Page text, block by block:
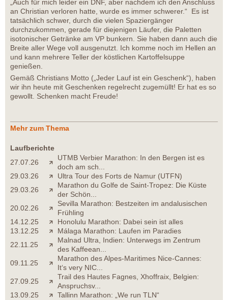
„Auch für mich leider ein DNF, aber nachdem ich den Anschluss
an Christian verloren hatte, wurde es immer schwerer.“ Es ist
tatsächlich schwer, durch die vielen Spaziergänger
durchzukommen, gerade für diejenigen Läufer, die Paletten
isotonischer Getränke am VP bunkern. Sie haben dann auch die
Breite aller Wege voll ausgenutzt. Ich komme noch im Hellen an
und kann mehrere Teller der köstlichen Kartoffelsuppe
genießen.
Gemäß Christians Motto („Jeder Lauf ist ein Geschenk“), haben
wir ihn heute mit Geschenken regelrecht zugemüllt! Er hat es so
gewollt. Schenken macht Freude!
Mehr zum Thema
Laufberichte
27.07.26
UTMB Verbier Marathon: In den Bergen ist es
doch am sch...
29.03.26
Ultra Tour des Forts de Namur (UTFN)
29.03.26
Marathon du Golfe de Saint-Tropez: Die Küste
der Schön...
20.02.26
Sevilla Marathon: Bestzeiten im andalusischen
Frühling
14.12.25
Honolulu Marathon: Dabei sein ist alles
13.12.25
Málaga Marathon: Laufen im Paradies
22.11.25
Malnad Ultra, Indien: Unterwegs im Zentrum
des Kaffeean...
09.11.25
Marathon des Alpes-Maritimes Nice-Cannes:
It‘s very NIC...
27.09.25
Trail des Hautes Fagnes, Xhoffraix, Belgien:
Anspruchsv...
13.09.25
Tallinn Marathon: „We run TLN“